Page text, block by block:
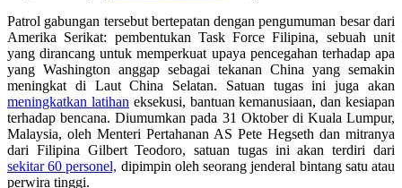
Patrol gabungan tersebut bertepatan dengan pengumuman besar dari
Amerika Serikat: pembentukan Task Force Filipina, sebuah unit
yang dirancang untuk memperkuat upaya pencegahan terhadap apa
yang Washington anggap sebagai tekanan China yang semakin
meningkat di Laut China Selatan. Satuan tugas ini juga akan
meningkatkan latihan eksekusi, bantuan kemanusiaan, dan kesiapan
terhadap bencana. Diumumkan pada 31 Oktober di Kuala Lumpur,
Malaysia, oleh Menteri Pertahanan AS Pete Hegseth dan mitranya
dari Filipina Gilbert Teodoro, satuan tugas ini akan terdiri dari
sekitar 60 personel, dipimpin oleh seorang jenderal bintang satu atau
perwira tinggi.